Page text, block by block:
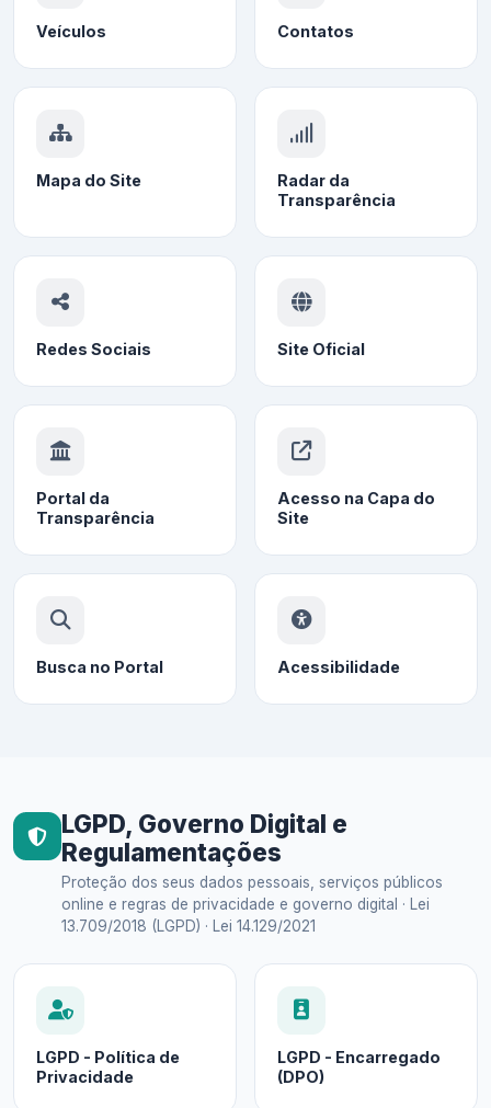
Veículos Contatos
Mapa do Site
Radar da
Transparência
Redes Sociais Site Oficial
Portal da
Transparência
Acesso na Capa do
Site
Busca no Portal Acessibilidade
LGPD, Governo Digital e
Regulamentações
Proteção dos seus dados pessoais, serviços públicos
online e regras de privacidade e governo digital · Lei
13.709/2018 (LGPD) · Lei 14.129/2021
LGPD - Política de
Privacidade
LGPD - Encarregado
(DPO)